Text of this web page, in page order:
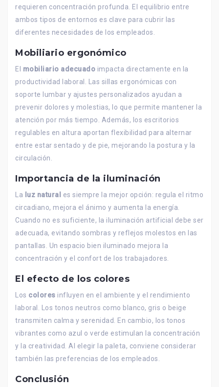
requieren concentración profunda. El equilibrio entre
ambos tipos de entornos es clave para cubrir las
diferentes necesidades de los empleados.
Mobiliario ergonómico
El mobiliario adecuado impacta directamente en la
productividad laboral. Las sillas ergonómicas con
soporte lumbar y ajustes personalizados ayudan a
prevenir dolores y molestias, lo que permite mantener la
atención por más tiempo. Además, los escritorios
regulables en altura aportan flexibilidad para alternar
entre estar sentado y de pie, mejorando la postura y la
circulación.
Importancia de la iluminación
La luz natural
es siempre la mejor opción: regula el ritmo
circadiano, mejora el ánimo y aumenta la energía.
Cuando no es suficiente, la iluminación artificial debe ser
adecuada, evitando sombras y reflejos molestos en las
pantallas. Un espacio bien iluminado mejora la
concentración y el confort de los trabajadores.
El efecto de los colores
Los colores influyen en el ambiente y el rendimiento
laboral. Los tonos neutros como blanco, gris o beige
transmiten calma y serenidad. En cambio, los tonos
vibrantes como azul o verde estimulan la concentración
y la creatividad. Al elegir la paleta, conviene considerar
también las preferencias de los empleados.
Conclusión